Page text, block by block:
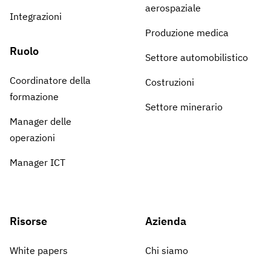
Integrazioni
Ruolo
Coordinatore della
formazione
Manager delle
operazioni
Manager ICT
aerospaziale
Produzione medica
Settore automobilistico
Costruzioni
Settore minerario
Risorse
White papers
Azienda
Chi siamo